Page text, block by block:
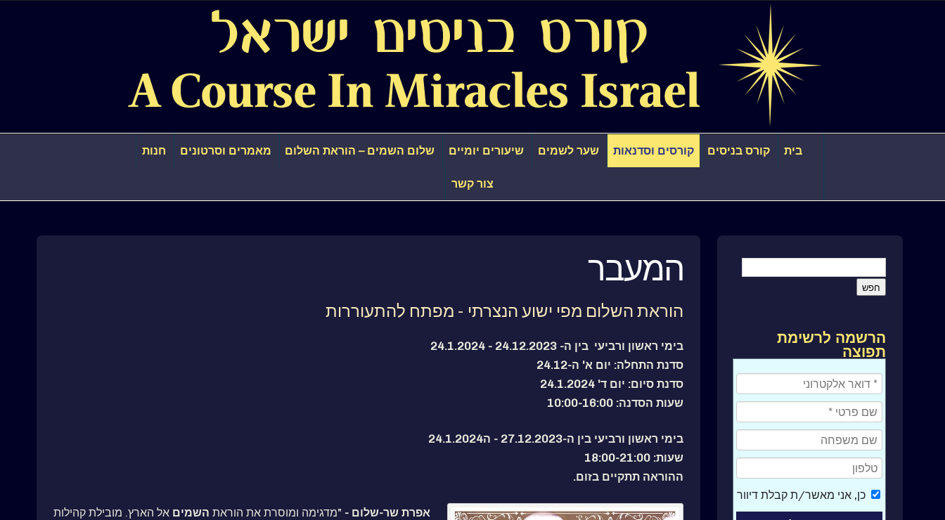
בית קורס בניסים קורסים וסדנאות שער לשמים שיעורים יומיים שלום השמים – הוראת השלום מאמרים וסרטונים חנות
צור קשר
המעבר
הוראת השלום מפי ישוע הנצרתי - מפתח להתעוררות
בימי ראשון ורביעי בין ה- 24.12.2023 - 24.1.2024
סדנת התחלה: יום א' ה-24.12
סדנת סיום: יום ד' 24.1.2024
שעות הסדנה: 10:00-16:00
בימי ראשון ורביעי בין ה-27.12.2023 - ה24.1.2024
שעות: 18:00-21:00
ההוראה תתקיים בזום.
אפרת שר-שלום - "מדגימה ומוסרת את הוראת השמים אל הארץ. מובילת קהילות
הרשמה לרשימת
תפוצה
כן, אני מאשר/ת קבלת דיוור